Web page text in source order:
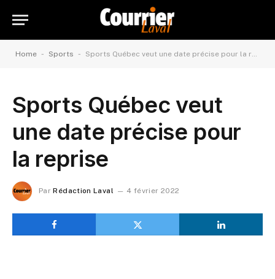
Home - Sports - Sports Québec veut une date précise pour la reprise
Sports Québec veut
une date précise pour
la reprise
Par Rédaction Laval 4 février 2022